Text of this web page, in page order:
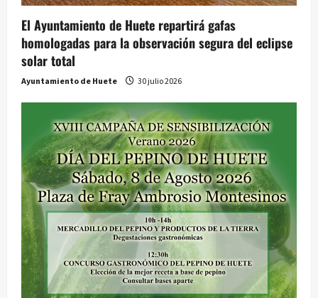
El Ayuntamiento de Huete repartirá gafas
homologadas para la observación segura del eclipse
solar total
Ayuntamiento de Huete 30 julio 2026